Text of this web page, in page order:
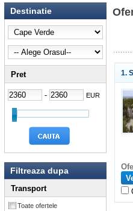
Destinatie
Pret
- EUR
Filtreaza dupa
Transport
Toate ofertele
1.